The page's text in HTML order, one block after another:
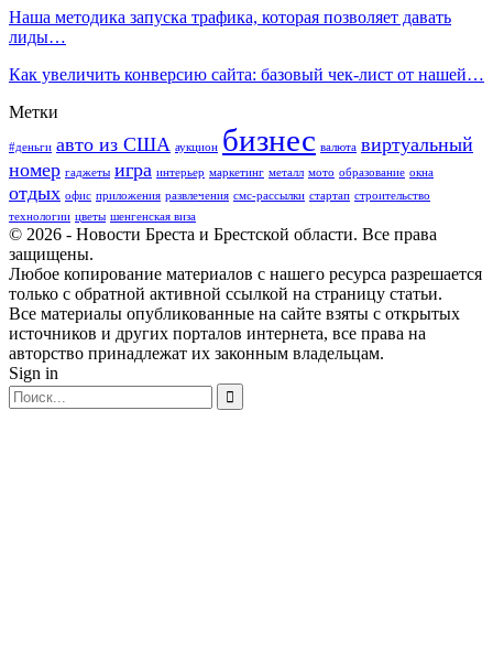
Наша методика запуска трафика, которая позволяет давать
лиды…
Как увеличить конверсию сайта: базовый чек-лист от нашей…
Метки
#деньги авто из США аукцион бизнес валюта виртуальный
номер гаджеты игра интерьер маркетинг металл мото образование окна
отдых офис приложения развлечения смс-рассылки стартап строительство
технологии цветы шенгенская виза
© 2026 - Новости Бреста и Брестской области. Все права
защищены.
Любое копирование материалов с нашего ресурса разрешается
только с обратной активной ссылкой на страницу статьи.
Все материалы опубликованные на сайте взяты с открытых
источников и других порталов интернета, все права на
авторство принадлежат их законным владельцам.
Sign in